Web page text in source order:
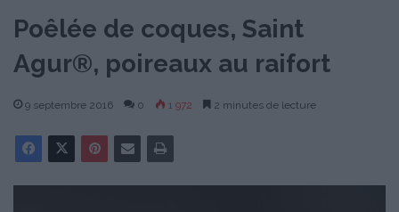
Poêlée de coques, Saint
Agur®, poireaux au raifort
9 septembre 2016 0 1 972 2 minutes de lecture